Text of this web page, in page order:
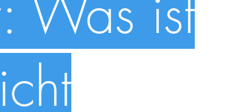
Was ist